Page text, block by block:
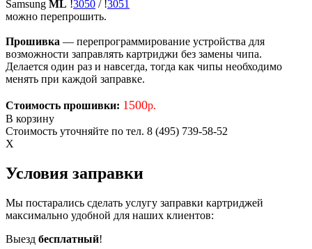
Samsung ML !3050 / !3051
можно перепрошить.
Прошивка — перепрограммирование устройства для
возможности заправлять картриджи без замены чипа.
Делается один раз и навсегда, тогда как чипы необходимо
менять при каждой заправке.
Стоимость прошивки: 1500р.
В корзину
Стоимость уточняйте по тел. 8 (495) 739-58-52
X
Условия заправки
Мы постарались сделать услугу заправки картриджей
максимально удобной для наших клиентов:
Выезд бесплатный!